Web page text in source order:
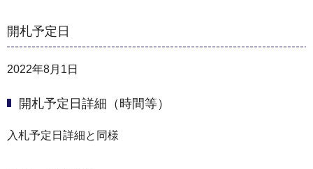
開札予定日
2022年8月1日
開札予定日詳細（時間等）
入札予定日詳細と同様